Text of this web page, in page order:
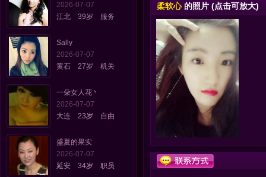
2026-07-07
江北 39岁 服务
Sally
2026-07-07
黄石 27岁 机关
一朵女人花丶
2026-07-07
大连 23岁 自由
盛夏的果实
2026-07-07
延安 34岁 职员
柔软心的照片 (点击可放大)